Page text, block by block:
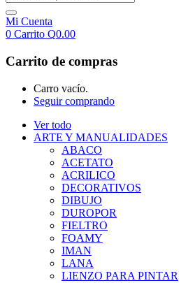
Mi Cuenta
0 Carrito Q0.00
Carrito de compras
Carro vacío.
Seguir comprando
Ver todo
ARTE Y MANUALIDADES
ABACO
ACETATO
ACRILICO
DECORATIVOS
DIBUJO
DUROPOR
FIELTRO
FOAMY
IMAN
LANA
LIENZO PARA PINTAR